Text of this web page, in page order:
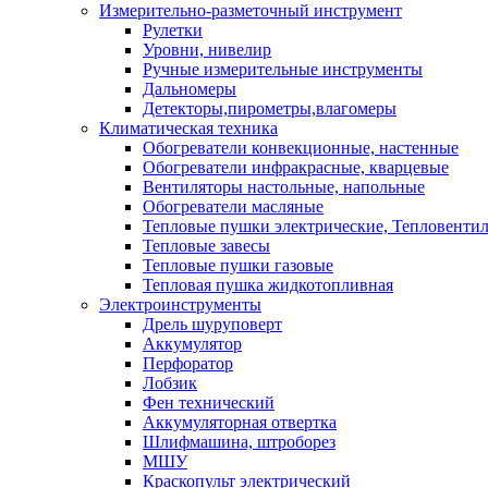
Измерительно-разметочный инструмент
Рулетки
Уровни, нивелир
Ручные измерительные инструменты
Дальномеры
Детекторы,пирометры,влагомеры
Климатическая техника
Обогреватели конвекционные, настенные
Обогреватели инфракрасные, кварцевые
Вентиляторы настольные, напольные
Обогреватели масляные
Тепловые пушки электрические,
Тепловые завесы
Тепловые пушки газовые
Тепловая пушка жидкотопливная
Электроинструменты
Дрель шуруповерт
Аккумулятор
Перфоратор
Лобзик
Фен технический
Аккумуляторная отвертка
Шлифмашина, штроборез
МШУ
Краскопульт электрический